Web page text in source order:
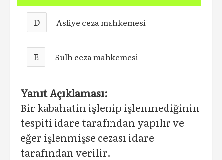
D Asliye ceza mahkemesi
E Sulh ceza mahkemesi
Yanıt Açıklaması:
Bir kabahatin işlenip işlenmediğinin
tespiti idare tarafından yapılır ve
eğer işlenmişse cezası idare
tarafından verilir.